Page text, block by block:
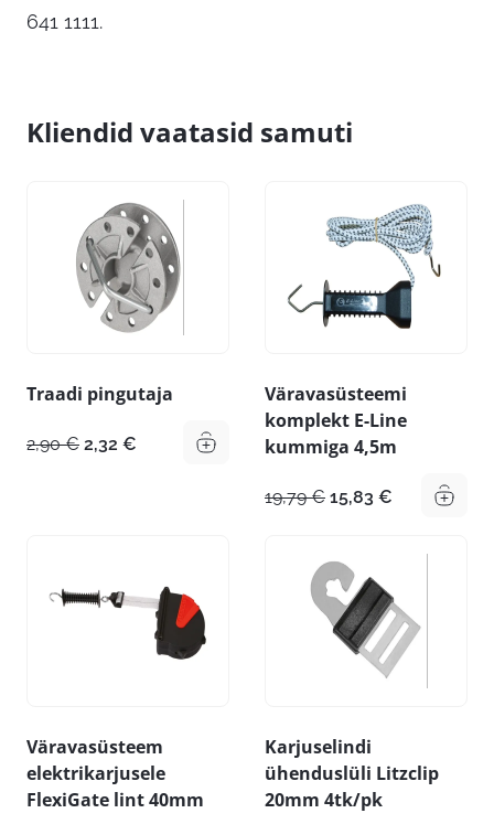
641 1111.
Kliendid vaatasid samuti
Traadi pingutaja
2,90€ Algne
2,32 € Praegune
Väravasüsteemi
komplekt E-Line
kummiga 4,5m
19,79€ Algne
19,79 €.
15,83 € Praegune
Väravasüsteem
elektrikarjusele
FlexiGate lint 40mm
Karjuselindi
ühenduslüli Litzclip
20mm 4tk/pk